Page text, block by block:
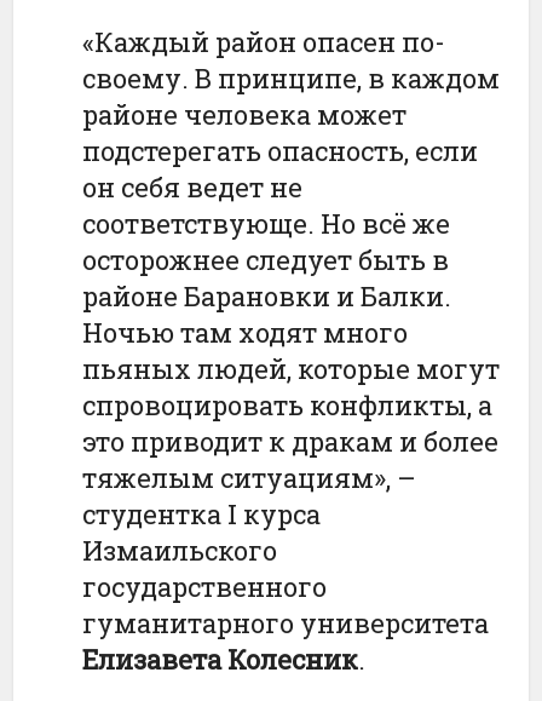
«Каждый район опасен по-
своему. В принципе, в каждом
районе человека может
подстерегать опасность, если
он себя ведет не
соответствующе. Но всё же
осторожнее следует быть в
районе Барановки и Балки.
Ночью там ходят много
пьяных людей, которые могут
спровоцировать конфликты, а
это приводит к дракам и более
тяжелым ситуациям», –
студентка I курса
Измаильского
государственного
гуманитарного университета
Елизавета Колесник.